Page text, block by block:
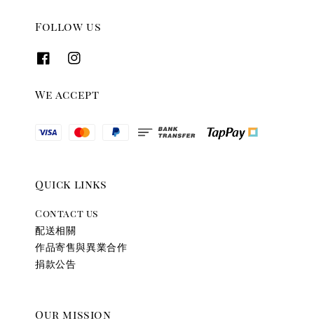
Follow us
We accept
Quick links
Contact us
配送相關
作品寄售與異業合作
捐款公告
Our mission